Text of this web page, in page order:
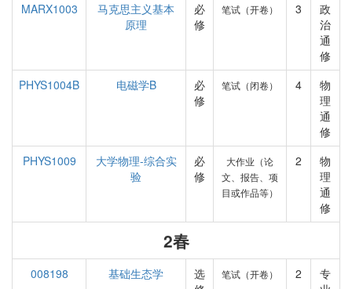
MARX1003
马克思主义基本
原理
必
修
笔试（开卷） 3
政
治
通
修
PHYS1004B
电磁学B
必
修
笔试（闭卷） 4
物
理
通
修
PHYS1009
大学物理-综合实
验
必
修
大作业（论
文、报告、项
目或作品等）
2
物
理
通
修
2春
008198 基础生态学
选
笔试（开卷） 2
专